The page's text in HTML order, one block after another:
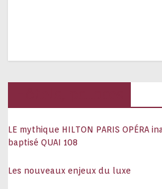
LE mythique HILTON PARIS OPÉRA
baptisé QUAI 108
Les nouveaux enjeux du luxe